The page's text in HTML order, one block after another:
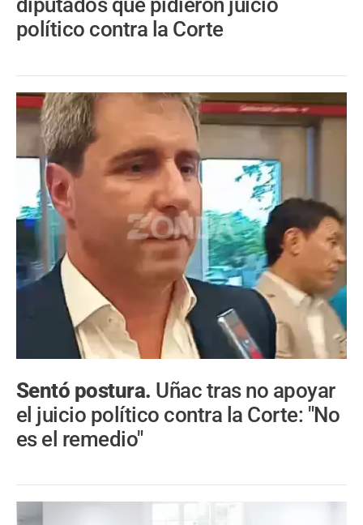
diputados que pidieron juicio
político contra la Corte
Sentó postura. Uñac tras no apoyar
el juicio político contra la Corte: "No
es el remedio"